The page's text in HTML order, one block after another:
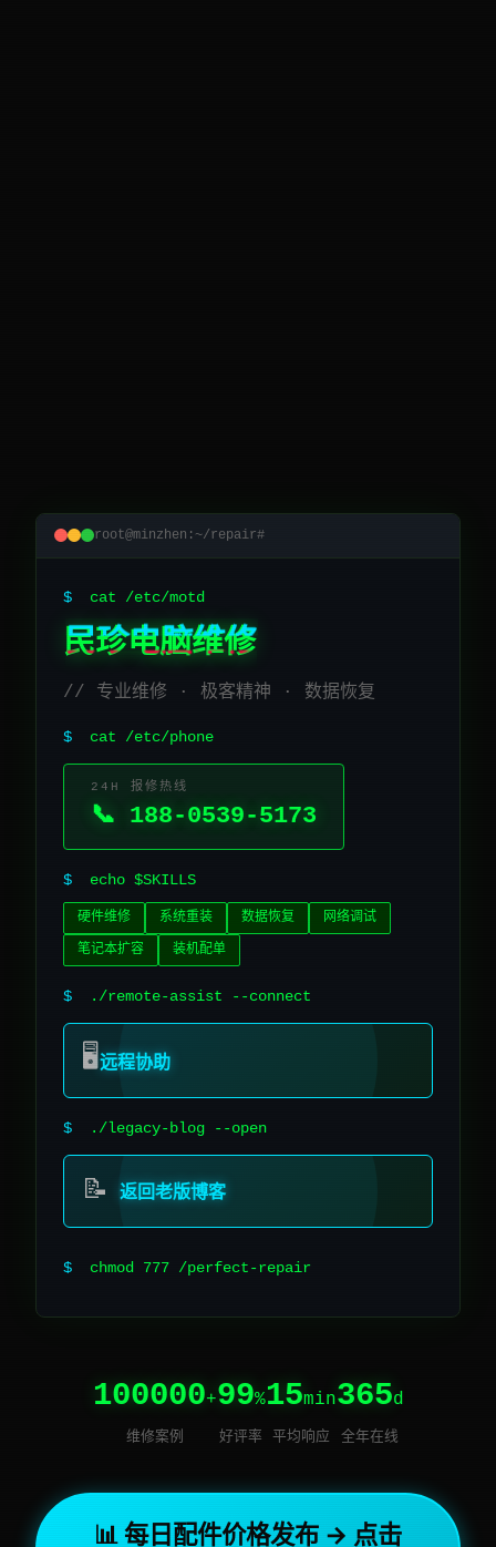
root@minzhen:~/repair#
$ cat /etc/motd
民珍电脑维修
// 专业维修 · 极客精神 · 数据恢复
$ cat /etc/phone
24H 报修热线
📞 188-0539-5173
$ echo $SKILLS
硬件维修 系统重装 数据恢复 网络调试
笔记本扩容 装机配单
$ ./remote-assist --connect
🖥️远程协助
$ ./legacy-blog --open
📝 返回老版博客
$ chmod 777 /perfect-repair
100000+
维修案例
99%
好评率
15min
平均响应
365d
全年在线
📊 每日配件价格发布 → 点击